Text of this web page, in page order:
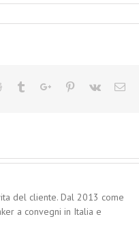
Reddit TumblrGoogle+Pinterest
Vk
del cliente. Dal 2013 come
a convegni in Italia e